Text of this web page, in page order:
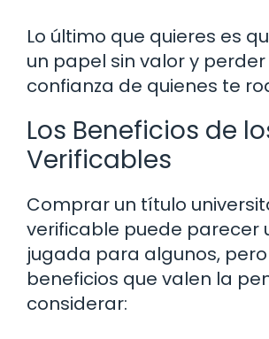
Lo último que quieres es
un papel sin valor y perder
confianza de quienes te
Los Beneficios de
Verificables
Comprar un título
verificable puede parecer
jugada para algunos,
beneficios que valen la
considerar: